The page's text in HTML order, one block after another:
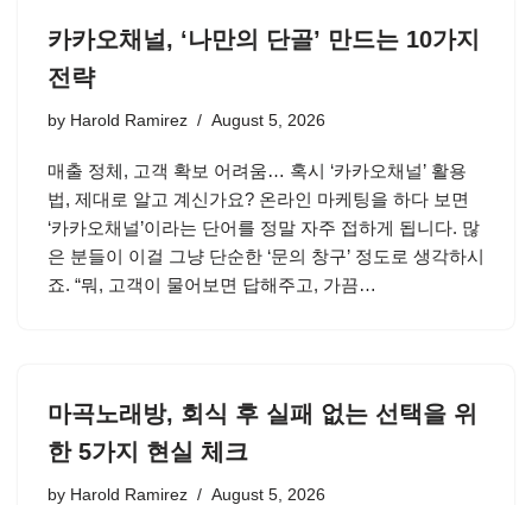
카카오채널, ‘나만의 단골’ 만드는 10가지
전략
by Harold Ramirez August 5, 2026
매출 정체, 고객 확보 어려움… 혹시 ‘카카오채널’ 활용
법, 제대로 알고 계신가요? 온라인 마케팅을 하다 보면
‘카카오채널’이라는 단어를 정말 자주 접하게 됩니다. 많
은 분들이 이걸 그냥 단순한 ‘문의 창구’ 정도로 생각하시
죠. “뭐, 고객이 물어보면 답해주고, 가끔…
마곡노래방, 회식 후 실패 없는 선택을 위
한 5가지 현실 체크
by Harold Ramirez August 5, 2026